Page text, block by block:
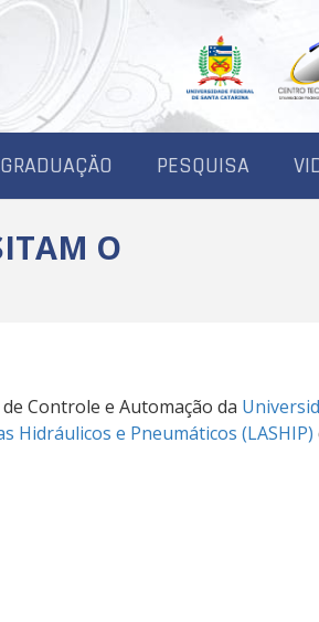
PESQUISA
O
Controle e Automação da
Hidráulicos e Pneumáticos (LASHIP)